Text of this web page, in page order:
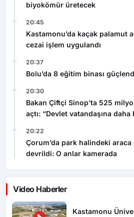
biyokömür üretecek
20:45
Kastamonu’da kaçak palamut
cezai işlem uygulandı
20:37
Bolu’da 8 eğitim binası
20:30
Bakan Çiftçi Sinop’ta 525
açtı: “Devlet vatandaşına daha
20:22
Çorum’da park halindeki
devrildi: O anlar kamerada
Video Haberler
Kastamonu